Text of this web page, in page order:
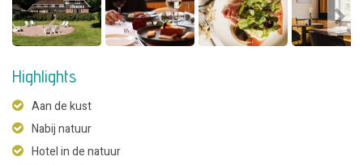
Highlights
Aan de kust
Nabij natuur
Hotel in de natuur